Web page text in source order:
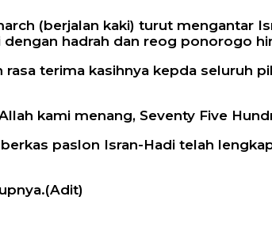
(berjalan kaki) turut mengantar
hadrah dan reog ponorogo
terima kasihnya kepda seluruh
kami menang, Seventy Five
paslon Isran-Hadi telah